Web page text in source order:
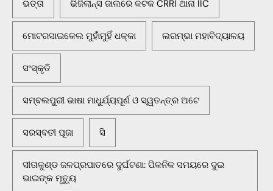
ଭତ୍ତା ଭିଜିଲାନ୍ସ ଜାଲରେ କଟକ CRRI ଥାନା IIC
ମୋଟରସାଇକେଲ ମୁହାଁମୁହିଁ ଧକ୍କା ଲରମ୍ଭା ମହାବିଦ୍ୟାଳୟ
ସଂସ୍କୃତି
ସମ୍ବଲପୁରୀ ଭାଷା ମାଧୁର୍ଯ୍ୟପୂର୍ଣ ଓ ସ୍ୱତନ୍ତ୍ର ଅଟେ
ସରସ୍ବତୀ ପୂଜା ସି
ସୀତାକୁଣ୍ଡ ଜଳପ୍ରପାତରେ ଦୁର୍ଘଟଣା: ପିକନିକ ସମୟରେ ଦୁଇ
ଭାଇଙ୍କ ମୃତ୍ୟୁ